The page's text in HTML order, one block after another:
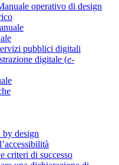
operativo di design
pubblici digitali
digitale (e-
by design
criteri di successo